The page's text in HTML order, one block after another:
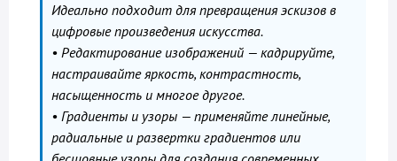
Идеально подходит для превращения эскизов в
цифровые произведения искусства.
• Редактирование изображений — кадрируйте,
настраивайте яркость, контрастность,
насыщенность и многое другое.
• Градиенты и узоры — применяйте линейные,
радиальные и развертки градиентов или